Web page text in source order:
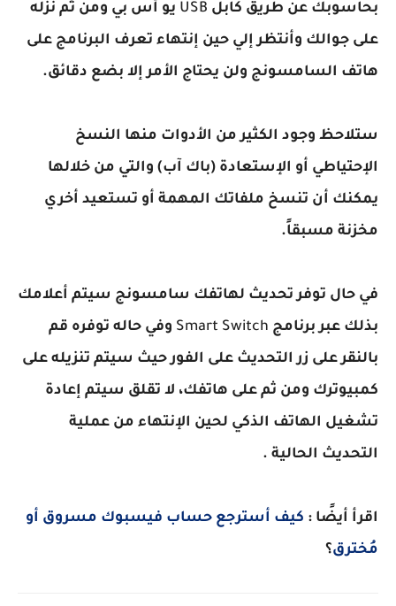
بحاسوبك عن طريق كابل USB يو أس بي ومن ثم نزله
على جوالك وأنتظر إلي حين إنتهاء تعرف البرنامج على
هاتف السامسونج ولن يحتاج الأمر إلا بضع دقائق.
ستلاحظ وجود الكثير من الأدوات منها النسخ
الإحتياطي أو الإستعادة (باك آب) والتي من خلالها
يمكنك أن تنسخ ملفاتك المهمة أو تستعيد أخري
مخزنة مسبقاً.
في حال توفر تحديث لهاتفك سامسونج سيتم أعلامك
بذلك عبر برنامج Smart Switch وفي حاله توفره قم
بالنقر على زر التحديث على الفور حيث سيتم تنزيله على
كمبيوترك ومن ثم على هاتفك، لا تقلق سيتم إعادة
تشغيل الهاتف الذكي لحين الإنتهاء من عملية
التحديث الحالية .
اقرأ أيضًا : كيف أسترجع حساب فيسبوك مسروق أو
مُخترق؟